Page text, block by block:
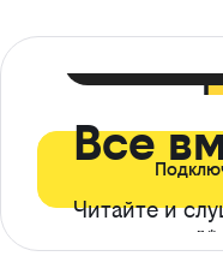
Все
Читайте и
ограничений*